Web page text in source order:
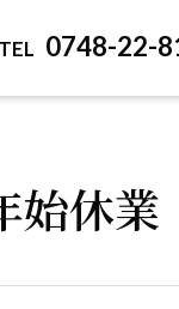
TEL 0748-22-
始休業